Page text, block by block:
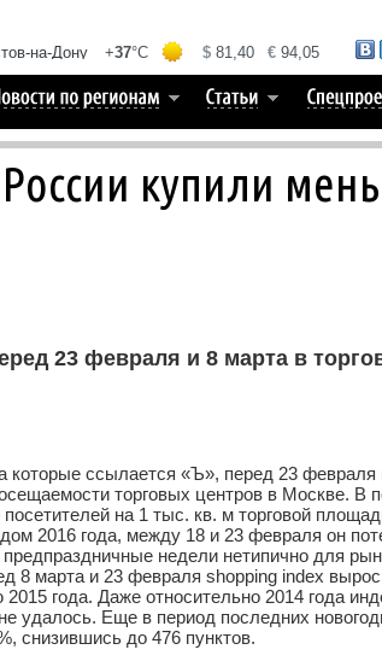
купили
23 февраля и 8 марта в
которые ссылается «Ъ», перед 23 февраля
торговых центров в Москве. В
на 1 тыс. кв. м торговой
2016 года, между 18 и 23 февраля он
предпраздничные недели нетипично для
8 марта и 23 февраля shopping index
2015 года. Даже относительно 2014 года
удалось. Еще в период последних
снизившись до 476 пунктов.